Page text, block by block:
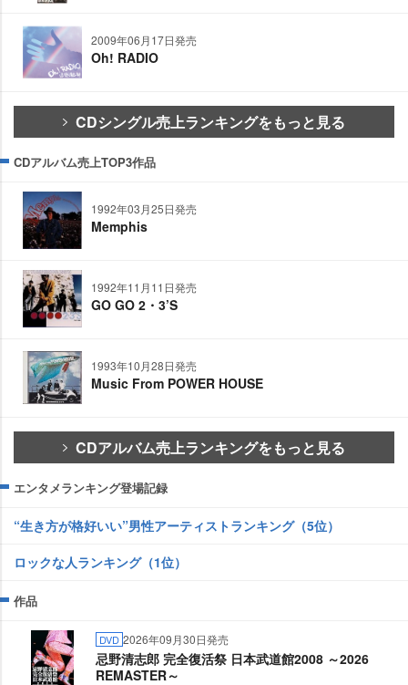
2009年06月17日発売
Oh! RADIO
CDシングル売上ランキングをもっと見る
CDアルバム売上TOP3作品
1992年03月25日発売
Memphis
1992年11月11日発売
GO GO 2・3’S
1993年10月28日発売
Music From POWER HOUSE
CDアルバム売上ランキングをもっと見る
エンタメランキング登場記録
“生き方が格好いい”男性アーティストランキング（5位）
ロックな人ランキング（1位）
作品
DVD 2026年09月30日発売
忌野清志郎 完全復活祭 日本武道館2008 ～2026
REMASTER～